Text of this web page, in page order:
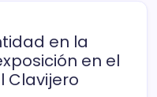
en la
en el
Clavijero